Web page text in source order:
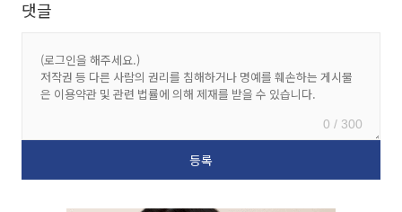
댓글
0 / 300